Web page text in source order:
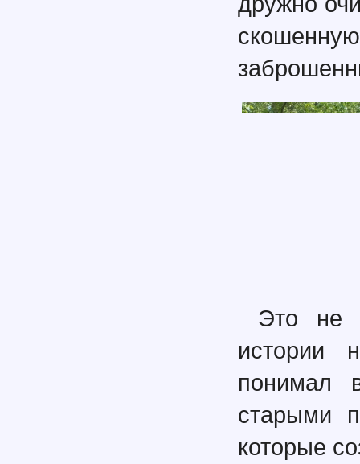
Это не
истории
понимал
старыми
которые